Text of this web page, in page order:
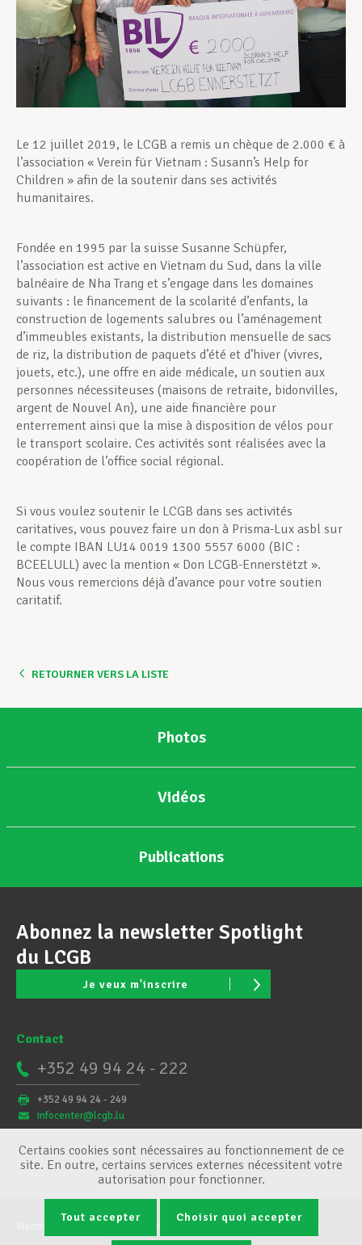
Actualités
Le 12 juillet 2019, le LCGB a remis un chèque de 2.000 € à
l’association « Verein für Vietnam : Susann’s Help for
Children » afin de la soutenir dans ses activités
humanitaires.
Fondée en 1995 par la suisse Susanne Schüpfer,
l’association est active en Vietnam du Sud, dans la ville
balnéaire de Nha Trang et s’engage dans les domaines
suivants : le financement de la scolarité d’enfants, la
construction de logements salubres ou l’aménagement
d’immeubles existants, la distribution mensuelle de sacs
de riz, la distribution de paquets d’été et d’hiver (vivres,
jouets, etc.), une offre en aide médicale, un soutien aux
personnes nécessiteuses (maisons de retraite, bidonvilles,
argent de Nouvel An), une aide financière pour
enterrement ainsi que la mise à disposition de vélos pour
le transport scolaire. Ces activités sont réalisées avec la
coopération de l’office social régional.
Si vous voulez soutenir le LCGB dans ses activités
caritatives, vous pouvez faire un don à Prisma-Lux asbl sur
le compte IBAN LU14 0019 1300 5557 6000 (BIC :
BCEELULL) avec la mention « Don LCGB-Ennerstëtzt ».
Nous vous remercions déjà d’avance pour votre soutien
caritatif.
RETOURNER VERS LA LISTE
Photos
Vidéos
Publications
Abonnez la newsletter Spotlight
du LCGB
Je veux m'inscrire
Contact
+352 49 94 24 - 222
+352 49 94 24 - 249
infocenter@lcgb.lu
Conditions générales Gestion des cookies
Certains cookies sont nécessaires au fonctionnement de ce
site. En outre, certains services externes nécessitent votre
autorisation pour fonctionner.
Tout accepter Choisir quoi accepter